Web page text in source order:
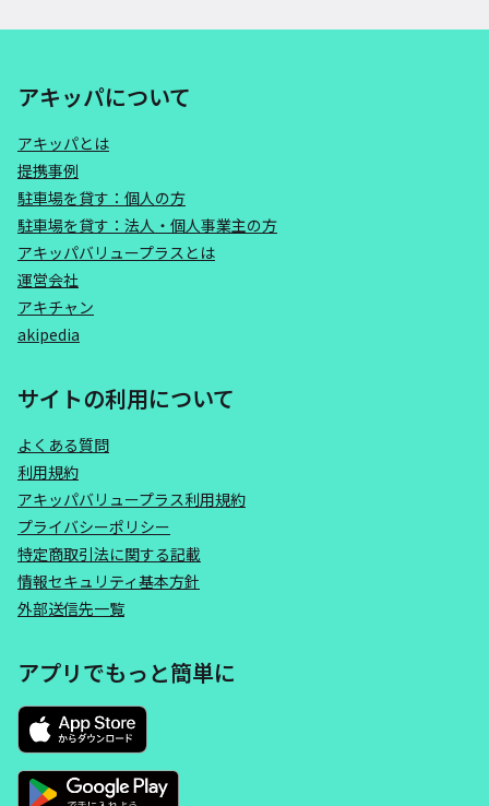
アキッパについて
アキッパとは
提携事例
駐車場を貸す：個人の方
駐車場を貸す：法人・個人事業主の方
アキッパバリュープラスとは
運営会社
アキチャン
akipedia
サイトの利用について
よくある質問
利用規約
アキッパバリュープラス利用規約
プライバシーポリシー
特定商取引法に関する記載
情報セキュリティ基本方針
外部送信先一覧
アプリでもっと簡単に